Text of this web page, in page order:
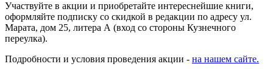
Участвуйте в акции и приобретайте интереснейшие книги,
оформляйте подписку со скидкой в редакции по адресу ул.
Марата, дом 25, литера А (вход со стороны Кузнечного
переулка).
Подробности и условия проведения акции - на нашем сайте.